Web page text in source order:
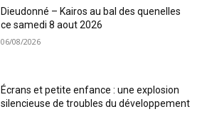
Dieudonné – Kairos au bal des quenelles
ce samedi 8 aout 2026
06/08/2026
Écrans et petite enfance : une explosion
silencieuse de troubles du développement